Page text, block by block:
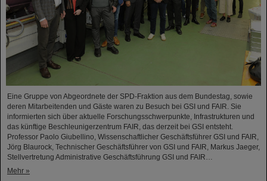
Eine Gruppe von Abgeordnete der SPD-Fraktion aus dem Bundestag, sowie
deren Mitarbeitenden und Gäste waren zu Besuch bei GSI und FAIR. Sie
informierten sich über aktuelle Forschungsschwerpunkte, Infrastrukturen und
das künftige Beschleunigerzentrum FAIR, das derzeit bei GSI entsteht.
Professor Paolo Giubellino, Wissenschaftlicher Geschäftsführer GSI und FAIR,
Jörg Blaurock, Technischer Geschäftsführer von GSI und FAIR, Markus Jaeger,
Stellvertretung Administrative Geschäftsführung GSI und FAIR…
Mehr »